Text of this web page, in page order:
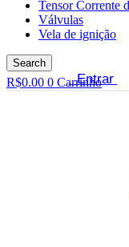
Tensor Corrente
Válvulas
Vela de ignição
Search
Entrar
R$0.00 0 Carrinho